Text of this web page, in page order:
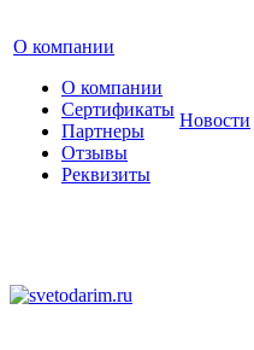
О компании
О компании
Сертификаты
Партнеры
Отзывы
Реквизиты
Новости